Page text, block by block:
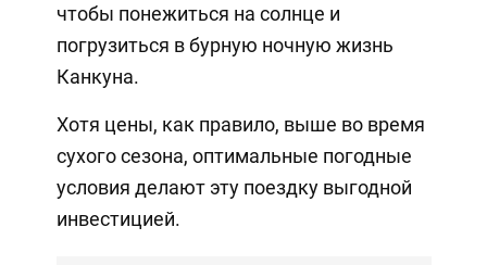
чтобы понежиться на солнце и
погрузиться в бурную ночную жизнь
Канкуна.
Хотя цены, как правило, выше во время
сухого сезона, оптимальные погодные
условия делают эту поездку выгодной
инвестицией.